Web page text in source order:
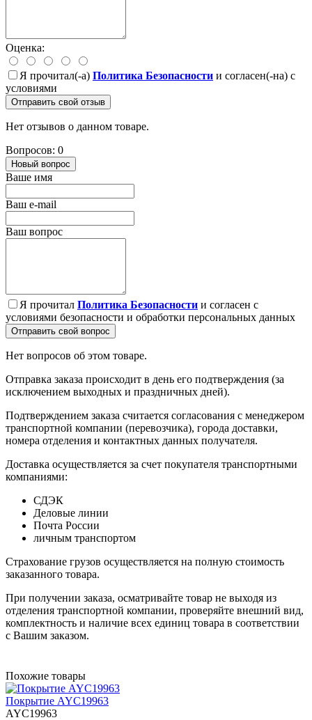
Оценка:
Я прочитал(-а) Политика Безопасности и согласен(-на) с
условиями
Отправить свой отзыв
Нет отзывов о данном товаре.
Вопросов: 0
Новый вопрос
Ваше имя
Ваш e-mail
Ваш вопрос
Я прочитал Политика Безопасности и согласен с
условиями безопасности и обработки персональных данных
Отправить свой вопрос
Нет вопросов об этом товаре.
Отправка заказа происходит в день его подтверждения (за
исключением выходных и праздничных дней).
Подтверждением заказа считается согласования с менеджером
транспортной компании (перевозчика), города доставки,
номера отделения и контактных данных получателя.
Доставка осуществляется за счет покупателя транспортными
компаниями:
СДЭК
Деловые линии
Почта России
личным транспортом
Страхование грузов осуществляется на полную стоимость
заказанного товара.
При получении заказа, осматривайте товар не выходя из
отделения транспортной компании, проверяйте внешний вид,
комплектность и наличие всех единиц товара в соответствии
с Вашим заказом.
Похожие товары
Покрытие AYC19963
AYC19963